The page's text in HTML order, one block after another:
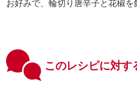
お好みで、輪切り唐辛子と花椒を
このレシピに対す